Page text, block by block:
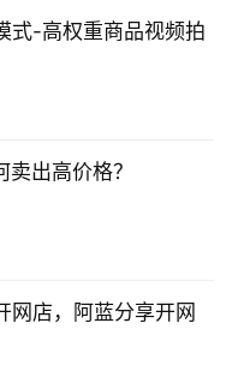
式-高权重商品视频拍
出高价格？
网店，阿蓝分享开网